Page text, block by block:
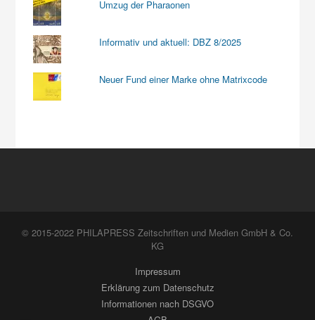
Umzug der Pharaonen
Informativ und aktuell: DBZ 8/2025
Neuer Fund einer Marke ohne Matrixcode
© 2015-2022 PHILAPRESS Zeitschriften und Medien GmbH & Co.
KG
Impressum
Erklärung zum Datenschutz
Informationen nach DSGVO